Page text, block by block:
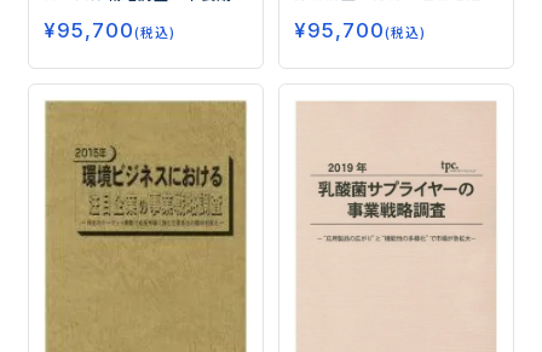
ワードは『Made in Japa
n』と『デジタル』―
¥95,700(税込) ¥95,700(税込)